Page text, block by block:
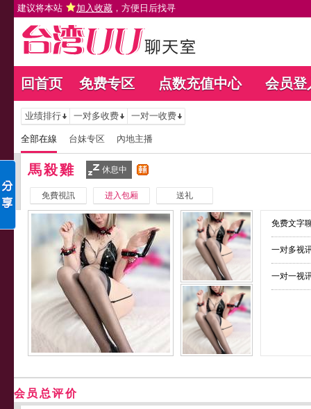
建议将本站 加入收藏 ，方便日后找寻
回首页 免费专区 点数充值中心 会员登
业绩排行 一对多收费 一对一收费
全部在線 台妹专区 內地主播
馬殺雞 休息中
免費視訊 进入包厢 送礼
免费文字
一对多视
一对一视
会员总评价